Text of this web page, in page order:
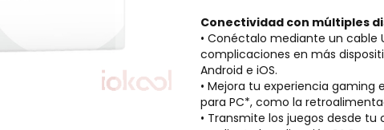
Conectividad con múltiples
• Conéctalo mediante un cable
complicaciones en más
Android e iOS.
• Mejora tu experiencia gaming
para PC*, como la
• Transmite los juegos desde tu